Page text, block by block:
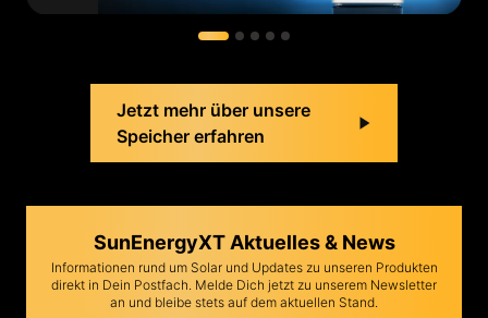
Jetzt mehr über unsere
Speicher erfahren
SunEnergyXT Aktuelles & News
Informationen rund um Solar und Updates zu unseren Produkten
direkt in Dein Postfach. Melde Dich jetzt zu unserem Newsletter
an und bleibe stets auf dem aktuellen Stand.